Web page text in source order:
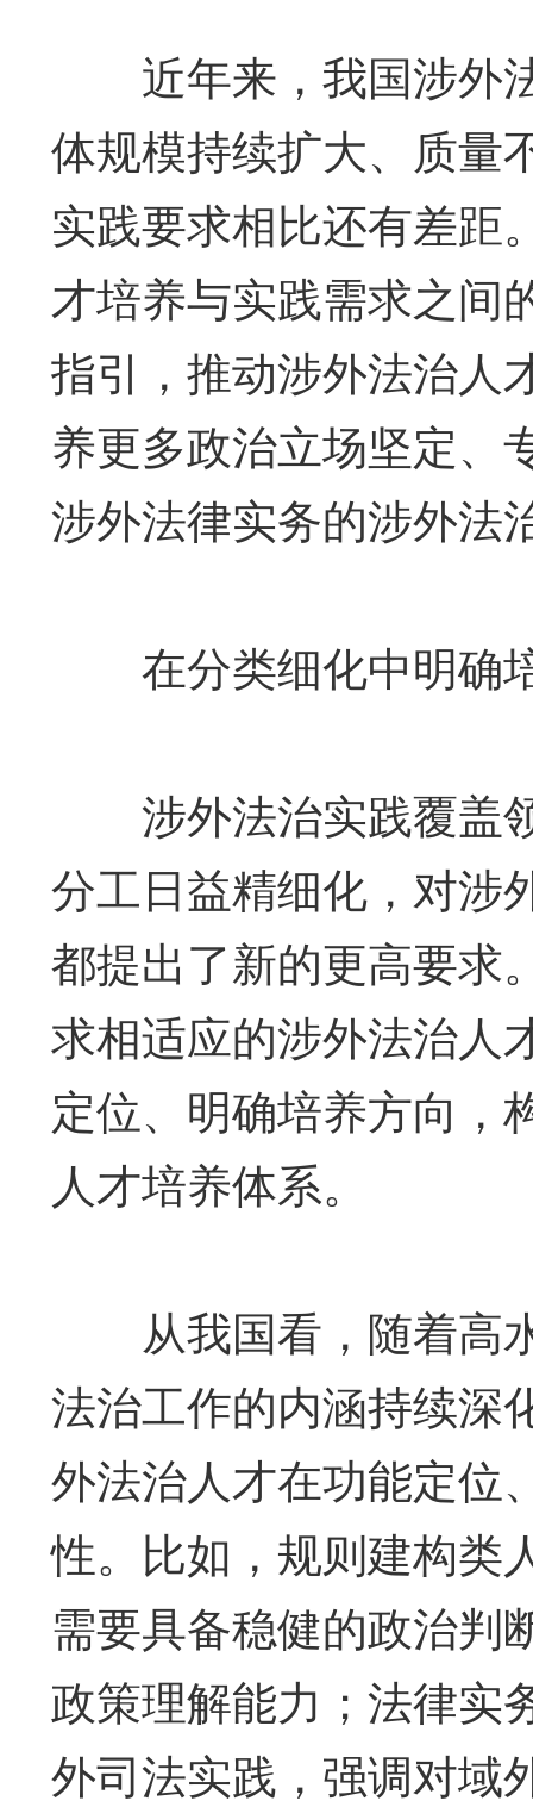
近年来，我国涉外
体规模持续扩大、质量
实践要求相比还有差距
才培养与实践需求之间
指引，推动涉外法治人
养更多政治立场坚定、
涉外法律实务的涉外法
在分类细化中明确
涉外法治实践覆盖
分工日益精细化，对涉
都提出了新的更高要求
求相适应的涉外法治人
定位、明确培养方向，
人才培养体系。
从我国看，随着高
法治工作的内涵持续深
外法治人才在功能定位
性。比如，规则建构类
需要具备稳健的政治判
政策理解能力；法律实
外司法实践，强调对域